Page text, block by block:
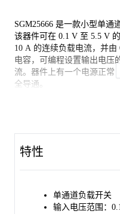
SGM25666 是一款小型单通
该器件可在 0.1 V 至 5.5 V
10 A 的连续负载电流，并
电容，可编程设置输出电压
流。器件上有一个电源正常
全导通。
特性
单通道负载开关
输入电压范围：